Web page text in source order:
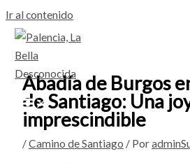
Ir al contenido
Abadía de Burgos
de Santiago: Una
imprescindible
/Camino de Santiago / Por